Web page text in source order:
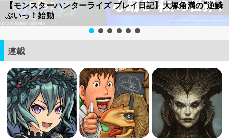
【モンスターハンターライズ プレイ日記】大塚角満の“逆鱗
ぶいっ！始動
連載